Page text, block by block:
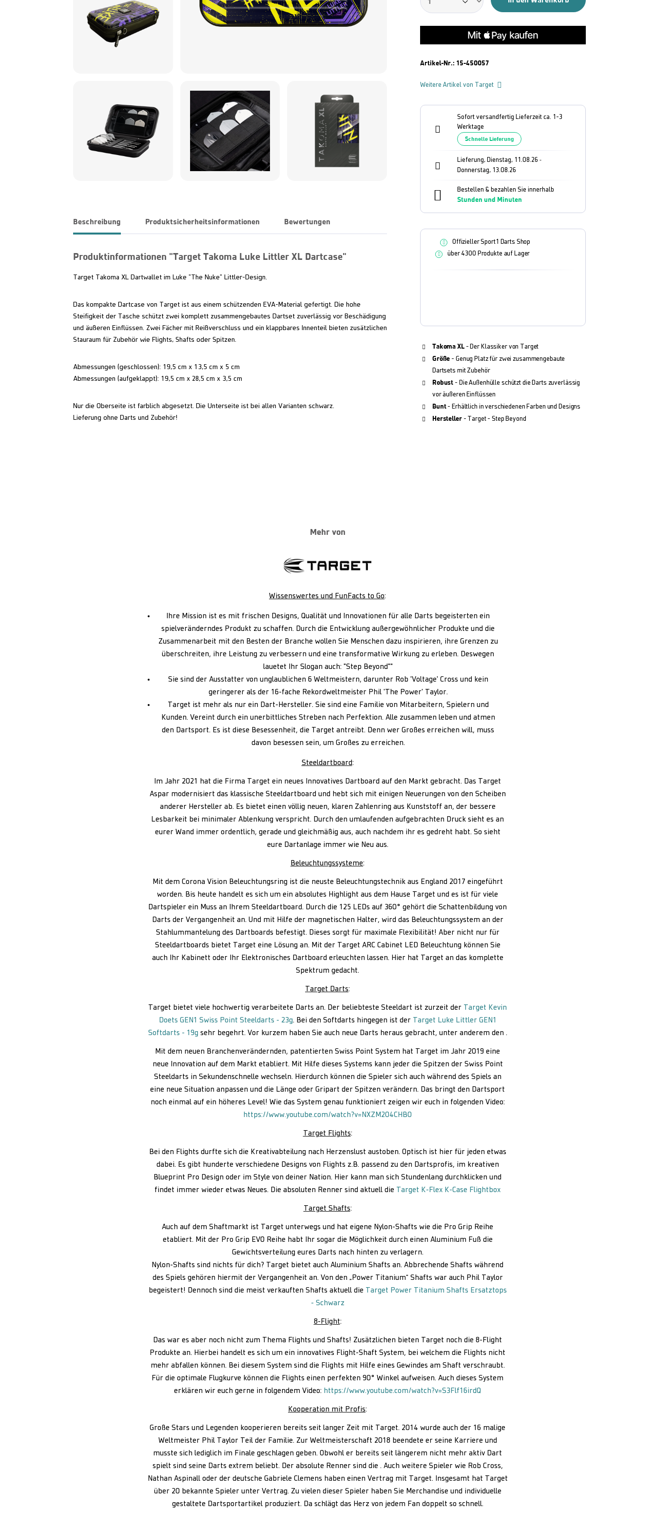
Beschreibung Produktsicherheitsinformationen Bewertungen
Produktinformationen "Target Takoma Luke Littler XL Dartcase"
Target Takoma XL Dartwallet im Luke "The Nuke" Littler-Design.
Das kompakte Dartcase von Target ist aus einem schützenden EVA-Material gefertigt. Die hohe
Steifigkeit der Tasche schützt zwei komplett zusammengebautes Dartset zuverlässig vor Beschädigung
und äußeren Einflüssen. Zwei Fächer mit Reißverschluss und ein klappbares Innenteil bieten zusätzlichen
Stauraum für Zubehör wie Flights, Shafts oder Spitzen.
Abmessungen (geschlossen): 19,5 cm x 13,5 cm x 5 cm
Abmessungen (aufgeklappt): 19,5 cm x 28,5 cm x 3,5 cm
Nur die Oberseite ist farblich abgesetzt. Die Unterseite ist bei allen Varianten schwarz.
Lieferung ohne Darts und Zubehör!
Artikel-Nr.: 15-450057
Weitere Artikel von Target
Sofort versandfertig Lieferzeit ca. 1-3
Werktage
Schnelle Lieferung
Lieferung, Dienstag, 11.08.26 -
Donnerstag, 13.08.26
Bestellen & bezahlen Sie innerhalb
Stunden und Minuten
Offizieller Sport1 Darts Shop
über 4300 Produkte auf Lager
Takoma XL- Der Klassiker von Target
Größe - Genug Platz für zwei zusammengebaute
Dartsets mit Zubehör
Robust - Die Außenhülle schützt die Darts zuverlässig
vor äußeren Einflüssen
Bunt- Erhältlich in verschiedenen Farben und Designs
Hersteller- Target - Step Beyond
Mehr von
Wissenswertes und FunFacts to Go:
Ihre Mission ist es mit frischen Designs, Qualität und Innovationen für alle Darts begeisterten ein
spielveränderndes Produkt zu schaffen. Durch die Entwicklung außergewöhnlicher Produkte und die
Zusammenarbeit mit den Besten der Branche wollen Sie Menschen dazu inspirieren, ihre Grenzen zu
überschreiten, ihre Leistung zu verbessern und eine transformative Wirkung zu erleben. Deswegen
lauetet Ihr Slogan auch: "Step Beyond""
Sie sind der Ausstatter von unglaublichen 6 Weltmeistern, darunter Rob 'Voltage' Cross und kein
geringerer als der 16-fache Rekordweltmeister Phil 'The Power' Taylor.
Target ist mehr als nur ein Dart-Hersteller. Sie sind eine Familie von Mitarbeitern, Spielern und
Kunden. Vereint durch ein unerbittliches Streben nach Perfektion. Alle zusammen leben und atmen
den Dartsport. Es ist diese Besessenheit, die Target antreibt. Denn wer Großes erreichen will, muss
davon besessen sein, um Großes zu erreichen.
Steeldartboard:
Im Jahr 2021 hat die Firma Target ein neues Innovatives Dartboard auf den Markt gebracht. Das Target
Aspar modernisiert das klassische Steeldartboard und hebt sich mit einigen Neuerungen von den Scheiben
anderer Hersteller ab. Es bietet einen völlig neuen, klaren Zahlenring aus Kunststoff an, der bessere
Lesbarkeit bei minimaler Ablenkung verspricht. Durch den umlaufenden aufgebrachten Druck sieht es an
eurer Wand immer ordentlich, gerade und gleichmäßig aus, auch nachdem ihr es gedreht habt. So sieht
eure Dartanlage immer wie Neu aus.
Beleuchtungssysteme:
Mit dem Corona Vision Beleuchtungsring ist die neuste Beleuchtungstechnik aus England 2017 eingeführt
worden. Bis heute handelt es sich um ein absolutes Highlight aus dem Hause Target und es ist für viele
Dartspieler ein Muss an Ihrem Steeldartboard. Durch die 125 LEDs auf 360° gehört die Schattenbildung von
Darts der Vergangenheit an. Und mit Hilfe der magnetischen Halter, wird das Beleuchtungssystem an der
Stahlummantelung des Dartboards befestigt. Dieses sorgt für maximale Flexibilität! Aber nicht nur für
Steeldartboards bietet Target eine Lösung an. Mit der Target ARC Cabinet LED Beleuchtung können Sie
auch Ihr Kabinett oder Ihr Elektronisches Dartboard erleuchten lassen. Hier hat Target an das komplette
Spektrum gedacht.
Target Darts:
Target bietet viele hochwertig verarbeitete Darts an. Der beliebteste Steeldart ist zurzeit der Target Kevin
Doets GEN1 Swiss Point Steeldarts - 23g. Bei den Softdarts hingegen ist der Target Luke Littler GEN1
Softdarts - 19g sehr begehrt. Vor kurzem haben Sie auch neue Darts heraus gebracht, unter anderem den .
Mit dem neuen Branchenverändernden, patentierten Swiss Point System hat Target im Jahr 2019 eine
neue Innovation auf dem Markt etabliert. Mit Hilfe dieses Systems kann jeder die Spitzen der Swiss Point
Steeldarts in Sekundenschnelle wechseln. Hierdurch können die Spieler sich auch während des Spiels an
eine neue Situation anpassen und die Länge oder Gripart der Spitzen verändern. Das bringt den Dartsport
noch einmal auf ein höheres Level! Wie das System genau funktioniert zeigen wir euch in folgenden Video:
https://www.youtube.com/watch?v=NXZM204CHB0
Target Flights:
Bei den Flights durfte sich die Kreativabteilung nach Herzenslust austoben. Optisch ist hier für jeden etwas
dabei. Es gibt hunderte verschiedene Designs von Flights z.B. passend zu den Dartsprofis, im kreativen
Blueprint Pro Design oder im Style von deiner Nation. Hier kann man sich Stundenlang durchklicken und
findet immer wieder etwas Neues. Die absoluten Renner sind aktuell die Target K-Flex K-Case Flightbox
Target Shafts:
Auch auf dem Shaftmarkt ist Target unterwegs und hat eigene Nylon-Shafts wie die Pro Grip Reihe
etabliert. Mit der Pro Grip EVO Reihe habt Ihr sogar die Möglichkeit durch einen Aluminium Fuß die
Gewichtsverteilung eures Darts nach hinten zu verlagern.
Nylon-Shafts sind nichts für dich? Target bietet auch Aluminium Shafts an. Abbrechende Shafts während
des Spiels gehören hiermit der Vergangenheit an. Von den „Power Titanium“ Shafts war auch Phil Taylor
begeistert! Dennoch sind die meist verkauften Shafts aktuell die Target Power Titanium Shafts Ersatztops
- Schwarz
8-Flight:
Das war es aber noch nicht zum Thema Flights und Shafts! Zusätzlichen bieten Target noch die 8-Flight
Produkte an. Hierbei handelt es sich um ein innovatives Flight-Shaft System, bei welchem die Flights nicht
mehr abfallen können. Bei diesem System sind die Flights mit Hilfe eines Gewindes am Shaft verschraubt.
Für die optimale Flugkurve können die Flights einen perfekten 90° Winkel aufweisen. Auch dieses System
erklären wir euch gerne in folgendem Video: https://www.youtube.com/watch?v=S3Flf16irdQ
Kooperation mit Profis:
Große Stars und Legenden kooperieren bereits seit langer Zeit mit Target. 2014 wurde auch der 16 malige
Weltmeister Phil Taylor Teil der Familie. Zur Weltmeisterschaft 2018 beendete er seine Karriere und
musste sich lediglich im Finale geschlagen geben. Obwohl er bereits seit längerem nicht mehr aktiv Dart
spielt sind seine Darts extrem beliebt. Der absolute Renner sind die . Auch weitere Spieler wie Rob Cross,
Nathan Aspinall oder der deutsche Gabriele Clemens haben einen Vertrag mit Target. Insgesamt hat Target
über 20 bekannte Spieler unter Vertrag. Zu vielen dieser Spieler haben Sie Merchandise und individuelle
gestaltete Dartsportartikel produziert. Da schlägt das Herz von jedem Fan doppelt so schnell.